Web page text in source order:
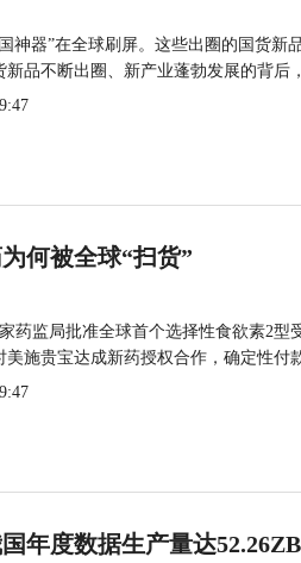
神器”在全球刷屏。这些出圈的国货
新品不断出圈、新产业蓬勃发展的背后
何被全球“扫货”
药监局批准全球首个选择性食欲素2
美施贵宝达成新药授权合作，确定性
年度数据生产量达52.26ZB